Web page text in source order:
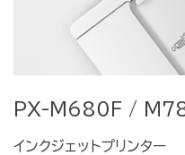
PX-M680F /
インクジェットプリンター